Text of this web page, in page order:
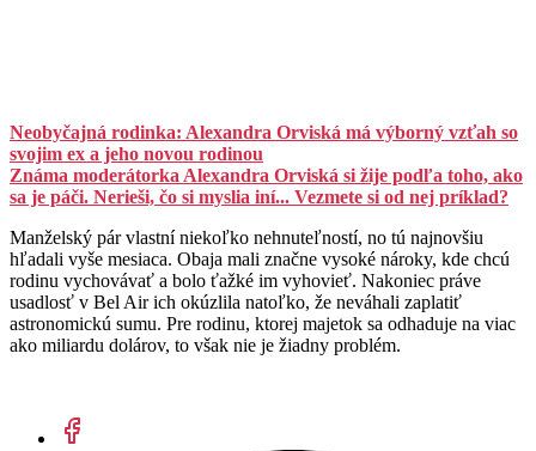
Neobyčajná rodinka: Alexandra Orviská má výborný vzťah so
svojim ex a jeho novou rodinou
Známa moderátorka Alexandra Orviská si žije podľa toho, ako
sa je páči. Nerieši, čo si myslia iní... Vezmete si od nej príklad?
Manželský pár vlastní niekoľko nehnuteľností, no tú najnovšiu
hľadali vyše mesiaca. Obaja mali značne vysoké nároky, kde chcú
rodinu vychovávať a bolo ťažké im vyhovieť. Nakoniec práve
usadlosť v Bel Air ich okúzlila natoľko, že neváhali zaplatiť
astronomickú sumu. Pre rodinu, ktorej majetok sa odhaduje na viac
ako miliardu dolárov, to však nie je žiadny problém.